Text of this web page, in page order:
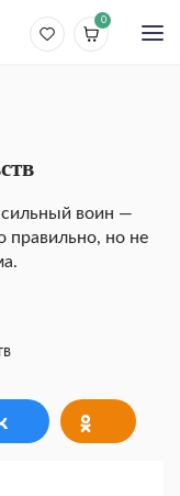
0
воин —
пра­вильно, но не